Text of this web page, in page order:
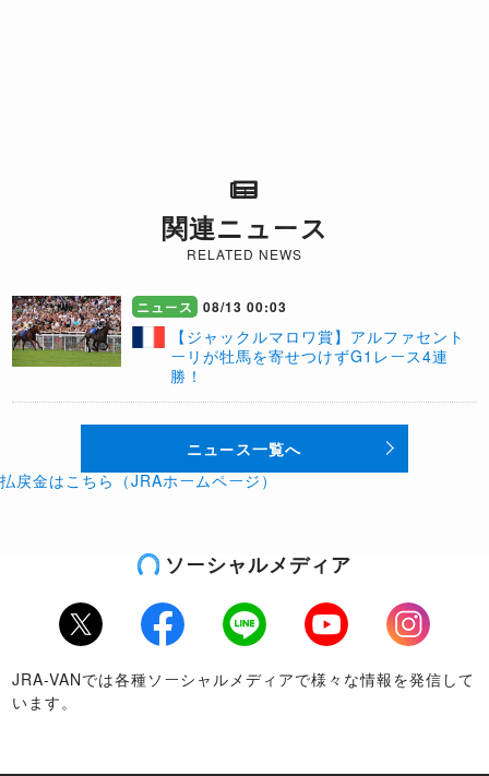
関連ニュース
RELATED NEWS
ニュース 08/13 00:03
【ジャックルマロワ賞】アルファセント
ーリが牡馬を寄せつけずG1レース4連
勝！
ニュース一覧へ
払戻金はこちら（JRAホームページ）
ソーシャルメディア
Twitter Facebook LINE Youtube
Instagram
JRA-VANでは各種ソーシャルメディアで様々な情報を発信して
います。